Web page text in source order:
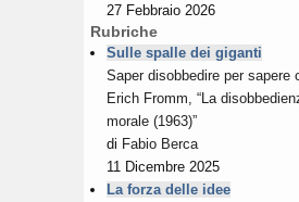
27 Febbraio 2026
Rubriche
Sulle spalle dei giganti
Saper disobbedire per sapere
Erich Fromm, “La
morale (1963)”
di Fabio Berca
11 Dicembre 2025
La forza delle idee